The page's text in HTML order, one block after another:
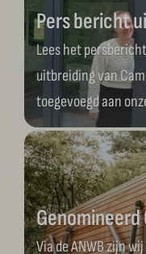
Pers bericht
Lees het
uitbreiding van
toegevoegd aan
Genomineerd
Via de ANWB zijn